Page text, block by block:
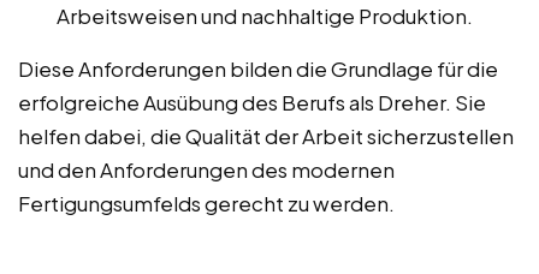
Arbeitsweisen und nachhaltige Produktion.
Diese Anforderungen bilden die Grundlage für die
erfolgreiche Ausübung des Berufs als Dreher. Sie
helfen dabei, die Qualität der Arbeit sicherzustellen
und den Anforderungen des modernen
Fertigungsumfelds gerecht zu werden.